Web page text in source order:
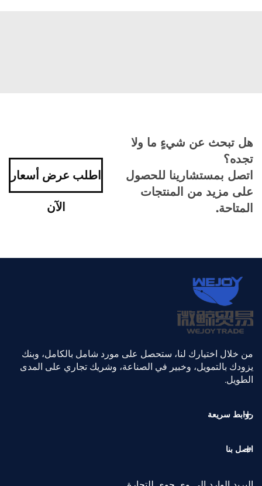
هل تبحث عن شيءٍ ما ولا
تجده؟
اتصل بمستشارينا للحصول
على مزيد من المنتجات
المتاحة.
اطلب عرض أسعار
الآن
من خلال اختيارك لنا، ستحصل على مورد شامل بالكامل، وبنك
يزودك بالتمويل، وخبير في الصناعة، وشريك تجاري على المدى
الطويل.
روابط سريعة
اتصل بنا